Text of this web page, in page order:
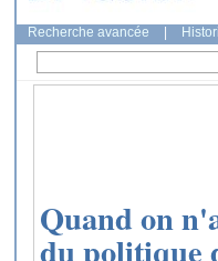
Recherche avancée
Quand on
du politique